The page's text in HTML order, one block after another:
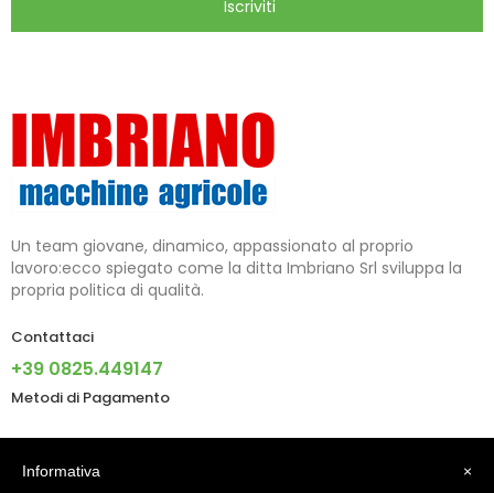
Iscriviti
Un team giovane, dinamico, appassionato al proprio
lavoro:ecco spiegato come la ditta Imbriano Srl sviluppa la
propria politica di qualità.
Contattaci
+39 0825.449147
Metodi di Pagamento
Informazioni ×
Informativa